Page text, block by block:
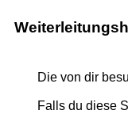
Die von dir
Falls du diese